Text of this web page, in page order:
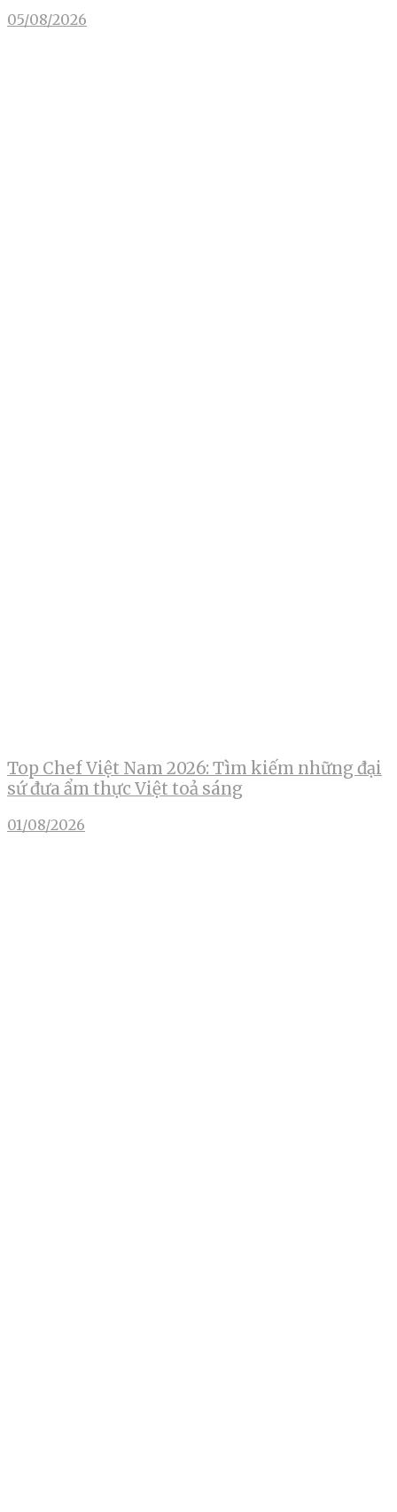
05/08/2026
Top Chef Việt Nam 2026: Tìm kiếm những đại
sứ đưa ẩm thực Việt toả sáng
01/08/2026